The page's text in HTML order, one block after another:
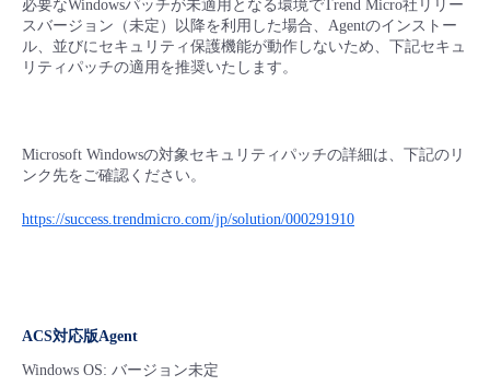
必要なWindowsパッチが未適用となる環境でTrend Micro社リリー
スバージョン（未定）以降を利用した場合、Agentのインストー
ル、並びにセキュリティ保護機能が動作しないため、下記セキュ
リティパッチの適用を推奨いたします。
Microsoft Windowsの対象セキュリティパッチの詳細は、下記のリ
ンク先をご確認ください。
https://success.trendmicro.com/jp/solution/000291910
ACS対応版Agent
Windows OS: バージョン未定